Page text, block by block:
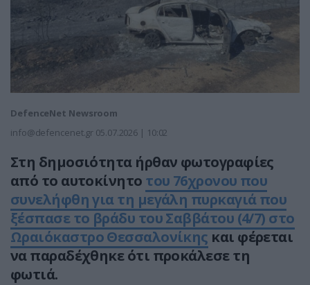
DefenceNet Newsroom
info@defencenet.gr 05.07.2026 | 10:02
Στη δημοσιότητα ήρθαν φωτογραφίες
από το αυτοκίνητο του 76χρονου που
συνελήφθη για τη μεγάλη πυρκαγιά που
ξέσπασε το βράδυ του Σαββάτου (4/7) στο
Ωραιόκαστρο Θεσσαλονίκης και φέρεται
να παραδέχθηκε ότι προκάλεσε τη
φωτιά.